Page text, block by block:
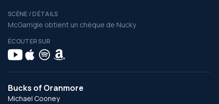
SCÈNE / DÉTAILS
McGarrigle obtient un chèque de Nucky
ÉCOUTER SUR
Bucks of Oranmore
Michael Cooney